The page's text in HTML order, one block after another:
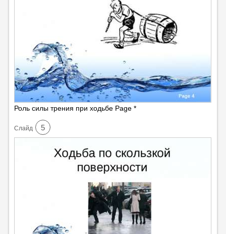
Роль силы трения при ходьбе Page *
Cлайд 5